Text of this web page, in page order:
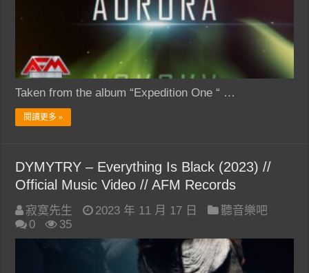
Taken from the album “Expedition One “ …
閱讀更多 »
DYMYTRY – Everything Is Black (2023) //
Official Music Video // AFM Records
寂寞先生 2023 年 11 月 17 日
聽音樂吧
0
35